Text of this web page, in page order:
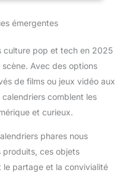
les phases de la lune, les
intégrés ! ON TOP :
l'environnement, notre papier
certifié FSC (FSC N004440) et
du climat. L'épaisseur du
de manière optimale sur le
tous les types de stylo !
émergentes
culture pop et tech en 2025
Avec des options
de films ou jeux vidéo aux
comblent les
et curieux.
phares nous
produits, ces objets
partage et la convivialité